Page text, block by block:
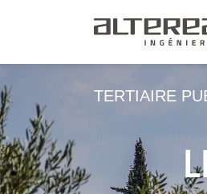
TERTIAIRE